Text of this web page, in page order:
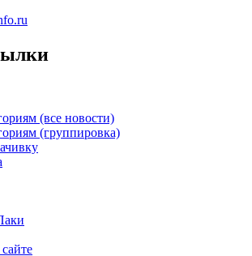
(все новости)
(группировка)